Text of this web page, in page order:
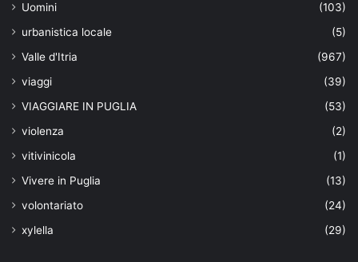
Uomini
(103)
urbanistica locale
(5)
Valle d'Itria
(967)
viaggi
(39)
VIAGGIARE IN PUGLIA
(53)
violenza
(2)
vitivinicola
(1)
Vivere in Puglia
(13)
volontariato
(24)
xylella
(29)